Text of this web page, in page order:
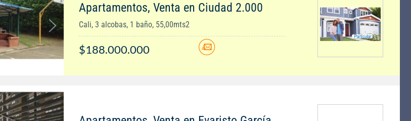
Apartamentos, Venta en Ciudad 2.000
Cali, 3 alcobas, 1 baño, 55,00mts2
$188.000.000